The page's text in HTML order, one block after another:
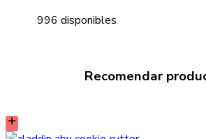
996 disponibles
Recomendar